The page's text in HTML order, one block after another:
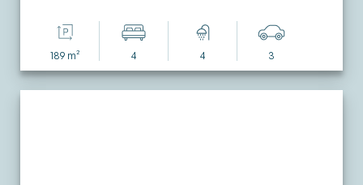
189 m² 4 4 3